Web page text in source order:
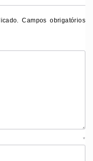
Campos obrigatórios
*